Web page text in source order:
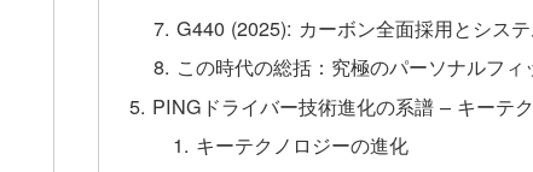
G440 (2025): カーボン全面採用とシス
この時代の総括：究極のパーソナルフィ
PINGドライバー技術進化の系譜 – キーテ
キーテクノロジーの進化